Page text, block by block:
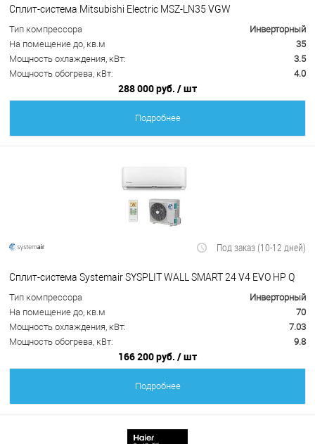
Сплит-система Mitsubishi Electric MSZ-LN35 VGW
Тип компрессора
Инверторный
На помещение до, кв.м
35
Мощность охлаждения, кВт:
3.5
Мощность обогрева, кВт:
4.0
288 000 руб. / шт
Подробнее
Под заказ (10-12 дней)
Сплит-система Systemair SYSPLIT WALL SMART 24 V4 EVO HP Q
Тип компрессора
Инверторный
На помещение до, кв.м
70
Мощность охлаждения, кВт:
7.03
Мощность обогрева, кВт:
9.8
166 200 руб. / шт
Подробнее